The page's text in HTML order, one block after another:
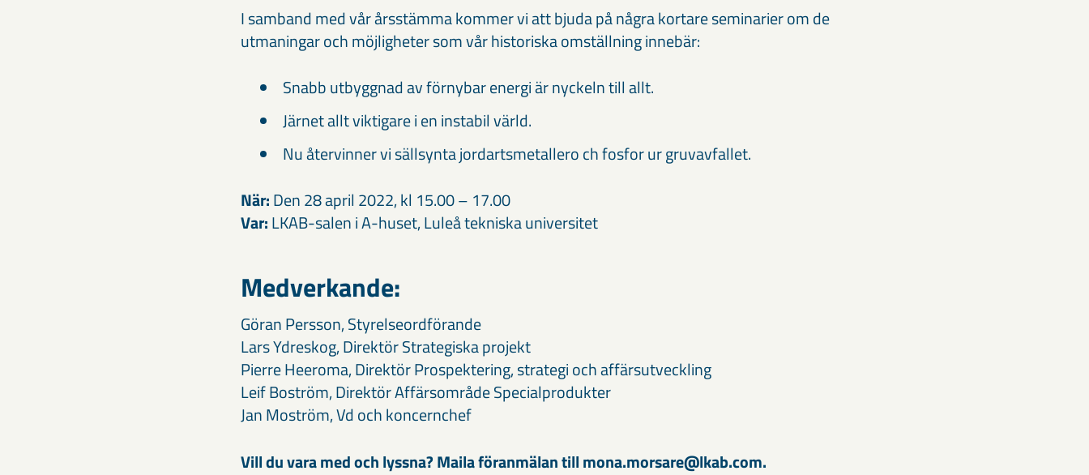
I samband med vår årsstämma kommer vi att bjuda på några kortare seminarier om de
utmaningar och möjligheter som vår historiska omställning innebär:
Snabb utbyggnad av förnybar energi är nyckeln till allt.
Järnet allt viktigare i en instabil värld.
Nu återvinner vi sällsynta jordartsmetallero ch fosfor ur gruvavfallet.
När:Den 28 april 2022, kl 15.00 – 17.00
Var:LKAB-salen i A-huset, Luleå tekniska universitet
Medverkande:
Göran Persson, Styrelseordförande
Lars Ydreskog, Direktör Strategiska projekt
Pierre Heeroma, Direktör Prospektering, strategi och affärsutveckling
Leif Boström, Direktör Affärsområde Specialprodukter
Jan Moström, Vd och koncernchef
Vill du vara med och lyssna? Maila föranmälan till mona.morsare@lkab.com.